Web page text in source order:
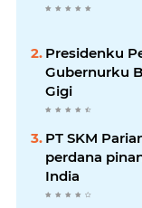
Presidenku
Gubernurku
Gigi
PT SKM
perdana
India